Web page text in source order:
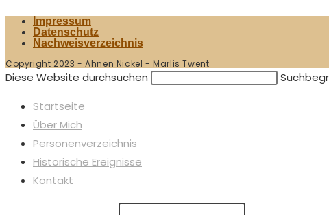
Impressum
Datenschutz
Nachweisverzeichnis
Copyright 2023 - Ahnen Nickel - Marlis Twent
Diese Website durchsuchen
Startseite
Über Mich
Personenverzeichnis
Historische Ereignisse
Kontakt